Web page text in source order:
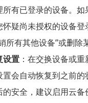
所有已登录的设备。
怀疑尚未授权的设备
所有其他设备”或删除
设置：在交换设备或
置会自动恢复到之前的
的安全，建议启用云